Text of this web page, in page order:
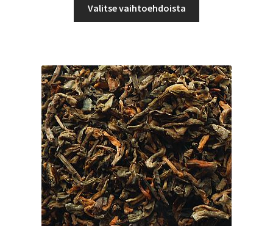
-
7,50 €
Valitse vaihtoehdoista
muunnelma.
Voit
tehdä
valinnat
tuotteen
sivulla.